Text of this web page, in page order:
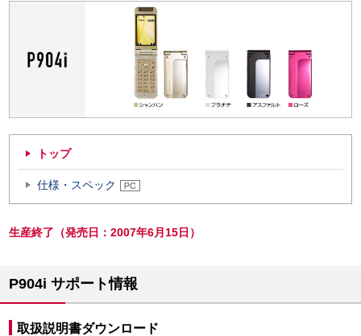
トップ
仕様・スペック
生産終了（発売日：2007年6月15日）
P904i サポート情報
取扱説明書ダウンロード